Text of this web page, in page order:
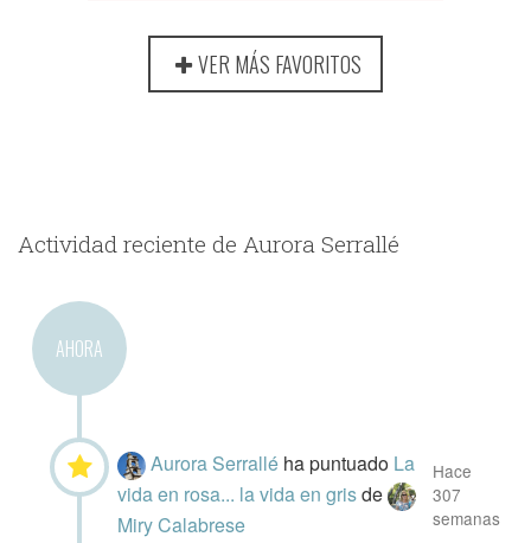
VER MÁS FAVORITOS
Actividad reciente de Aurora Serrallé
AHORA
Aurora Serrallé ha puntuado La
vida en rosa... la vida en grisde
Miry Calabrese
Hace
307
semanas